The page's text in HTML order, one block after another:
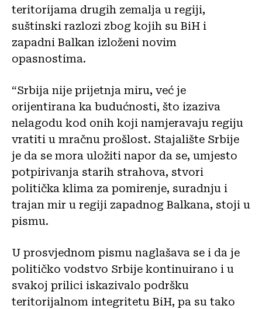
teritorijama drugih zemalja u regiji,
suštinski razlozi zbog kojih su BiH i
zapadni Balkan izloženi novim
opasnostima.
“Srbija nije prijetnja miru, već je
orijentirana ka budućnosti, što izaziva
nelagodu kod onih koji namjeravaju regiju
vratiti u mračnu prošlost. Stajalište Srbije
je da se mora uložiti napor da se, umjesto
potpirivanja starih strahova, stvori
politička klima za pomirenje, suradnju i
trajan mir u regiji zapadnog Balkana, stoji u
pismu.
U prosvjednom pismu naglašava se i da je
političko vodstvo Srbije kontinuirano i u
svakoj prilici iskazivalo podršku
teritorijalnom integritetu BiH, pa su tako